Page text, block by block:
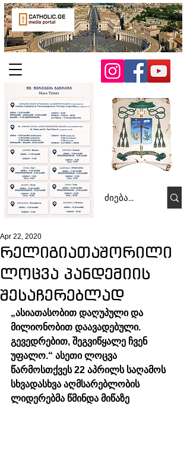
რელიგიათაშორილი
ლოცვა პანდემიის
შესაჩერებლად
Apr 22, 2020
„ასიათასობით დაღუპული და
მილიონობით დაავადებული.
გევედრებით, შეგვიწყალე ჩვენ
უფალო.“ ასეთი ლოცვა
წარმოსთქვეს 22 აპრილს საღამოს
სხვადასხვა აღმსარებლობის
ლიდერებმა წმინდა მიწაზე